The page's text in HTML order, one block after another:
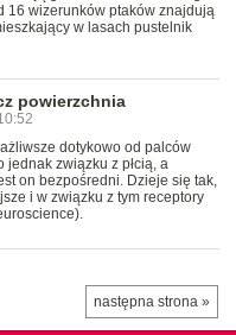
16 wizerunków ptaków znajdują
w lasach pustelnik
powierzchnia
dotykowo od palców
jednak związku z płcią, a
on bezpośredni. Dzieje się tak,
i w związku z tym receptory
następna strona »